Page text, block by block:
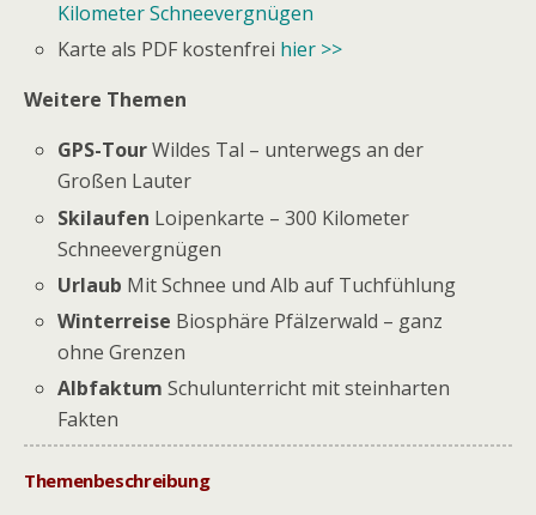
Kilometer Schneevergnügen
Karte als PDF kostenfrei hier >>
Weitere Themen
GPS-TourWildes Tal – unterwegs an der
Großen Lauter
Skilaufen Loipenkarte – 300 Kilometer
Schneevergnügen
Urlaub Mit Schnee und Alb auf Tuchfühlung
Winterreise Biosphäre Pfälzerwald – ganz
ohne Grenzen
Albfaktum Schulunterricht mit steinharten
Fakten
Themenbeschreibung